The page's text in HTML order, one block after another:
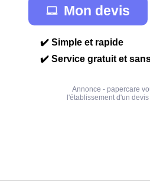
Mon devis
✔️ Simple et rapide
✔️ Service gratuit et
Annonce - papercare
l'établissement d'un